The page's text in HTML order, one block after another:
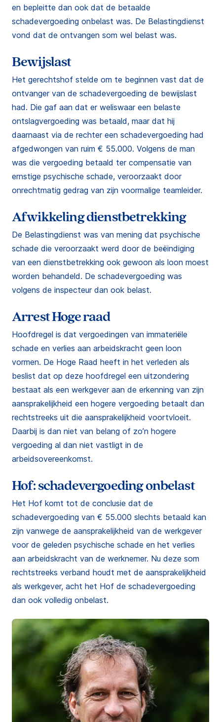
en bepleitte dan ook dat de betaalde
schadevergoeding onbelast was. De Belastingdienst
vond dat de ontvangen som wel belast was.
Bewijslast
Het gerechtshof stelde om te beginnen vast dat de
ontvanger van de schadevergoeding de bewijslast
had. Die gaf aan dat er weliswaar een belaste
ontslagvergoeding was betaald, maar dat hij
daarnaast via de rechter een schadevergoeding had
afgedwongen van ruim € 55.000. Volgens de man
was die vergoeding betaald ter compensatie van
ernstige psychische schade, veroorzaakt door
onrechtmatig gedrag van zijn voormalige teamleider.
Afwikkeling dienstbetrekking
De Belastingdienst was van mening dat psychische
schade die veroorzaakt werd door de beëindiging
van een dienstbetrekking ook gewoon als loon moest
worden behandeld. De schadevergoeding was
volgens de inspecteur dan ook belast.
Arrest Hoge raad
Hoofdregel is dat vergoedingen van immateriële
schade en verlies aan arbeidskracht geen loon
vormen. De Hoge Raad heeft in het verleden als
beslist dat op deze hoofdregel een uitzondering
bestaat als een werkgever aan de erkenning van zijn
aansprakelijkheid een hogere vergoeding betaalt dan
rechtstreeks uit die aansprakelijkheid voortvloeit.
Daarbij is dan niet van belang of zo’n hogere
vergoeding al dan niet vastligt in de
arbeidsovereenkomst.
Hof: schadevergoeding onbelast
Het Hof komt tot de conclusie dat de
schadevergoeding van € 55.000 slechts betaald kan
zijn vanwege de aansprakelijkheid van de werkgever
voor de geleden psychische schade en het verlies
aan arbeidskracht van de werknemer. Nu deze som
rechtstreeks verband houdt met de aansprakelijkheid
als werkgever, acht het Hof de schadevergoeding
dan ook volledig onbelast.